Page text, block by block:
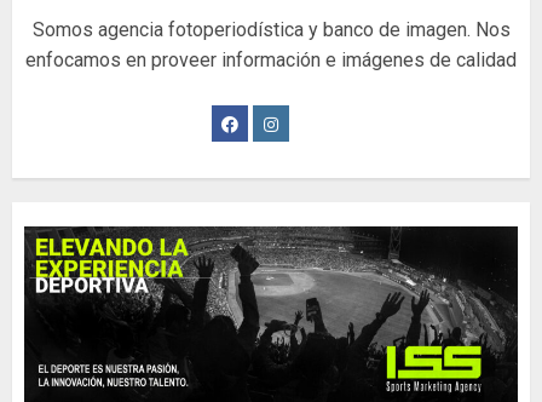
Somos agencia fotoperiodística y banco de imagen. Nos
enfocamos en proveer información e imágenes de calidad